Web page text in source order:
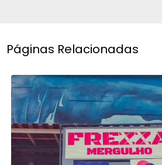
Páginas Relacionadas